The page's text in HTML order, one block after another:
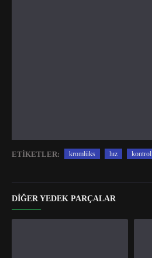
ETIKETLER: kromlüks hız kontrol
DIĞER YEDEK PARÇALAR